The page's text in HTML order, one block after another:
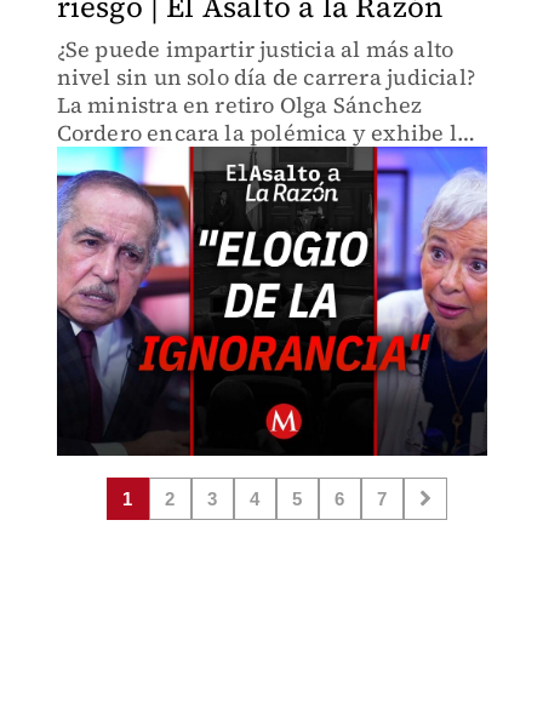
¿Se puede impartir justicia al más alto
nivel sin un solo día de carrera judicial?
La ministra en retiro Olga Sánchez
Cordero encara la polémica y exhibe las
graves contradicciones que el Congreso
dejó vivas en la Constitución.
1 2 3 4 5 6 7